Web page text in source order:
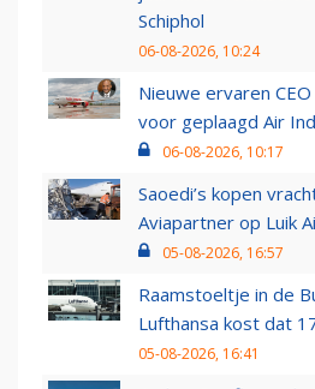
Schiphol
06-08-2026, 10:24
Nieuwe ervaren
voor geplaagd Air
06-08-2026, 10:17
Saoedi’s kopen
Aviapartner op Luik
05-08-2026, 16:57
Raamstoeltje in de
Lufthansa kost dat
05-08-2026, 16:41